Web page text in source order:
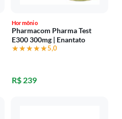
Hormônio
Pharmacom Pharma Test
E300 300mg | Enantato
★★★★★
★★★★★5,0
R$ 239